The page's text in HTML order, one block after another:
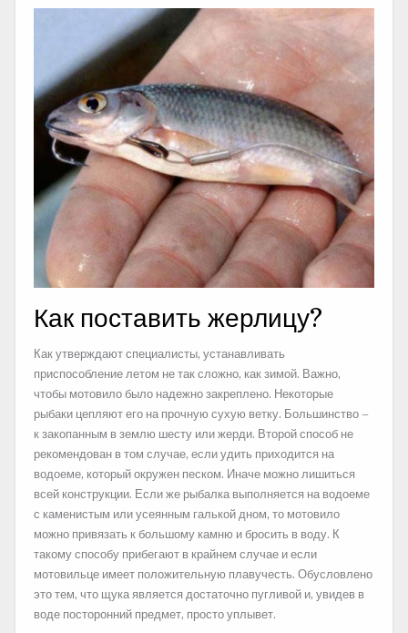
Как поставить жерлицу?
Как утверждают специалисты, устанавливать
приспособление летом не так сложно, как зимой. Важно,
чтобы мотовило было надежно закреплено. Некоторые
рыбаки цепляют его на прочную сухую ветку. Большинство –
к закопанным в землю шесту или жерди. Второй способ не
рекомендован в том случае, если удить приходится на
водоеме, который окружен песком. Иначе можно лишиться
всей конструкции. Если же рыбалка выполняется на водоеме
с каменистым или усеянным галькой дном, то мотовило
можно привязать к большому камню и бросить в воду. К
такому способу прибегают в крайнем случае и если
мотовильце имеет положительную плавучесть. Обусловлено
это тем, что щука является достаточно пугливой и, увидев в
воде посторонний предмет, просто уплывет.